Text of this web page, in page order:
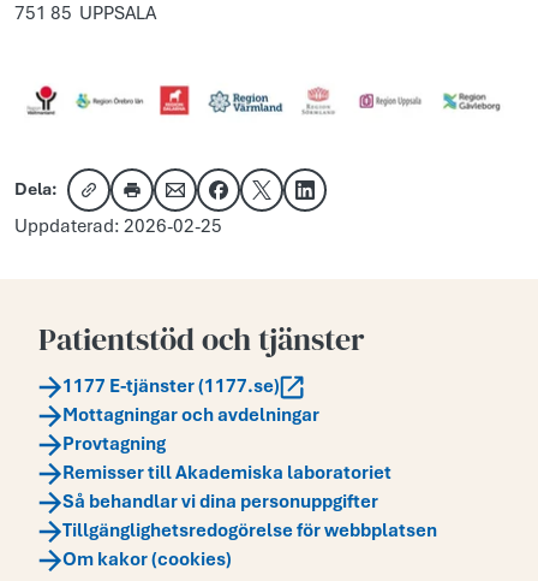
751 85 UPPSALA
Dela:
Kopiera länk
Skriv utDela via e-post
Dela på Facebook
Dela på XDela på LinkedIn
Uppdaterad: 2026-02-25
Patientstöd och tjänster
1177 E-tjänster (1177.se)
Mottagningar och avdelningar
Provtagning
Remisser till Akademiska laboratoriet
Så behandlar vi dina personuppgifter
Tillgänglighetsredogörelse för webbplatsen
Om kakor (cookies)